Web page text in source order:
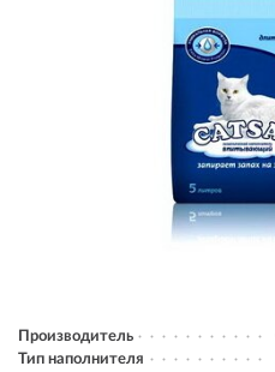
Производитель
Тип наполнителя